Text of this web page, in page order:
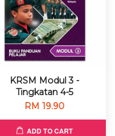
KRSM Modul 3 -
Tingkatan 4-5
RM 19.90
ADD TO CART